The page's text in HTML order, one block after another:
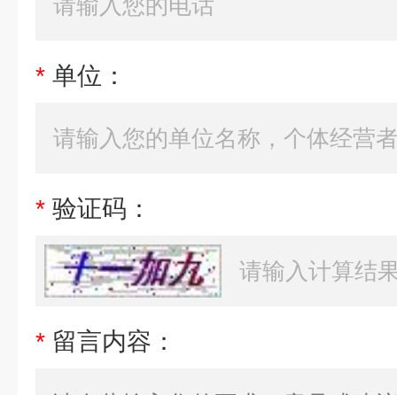
* 单位：
* 验证码：
* 留言内容：